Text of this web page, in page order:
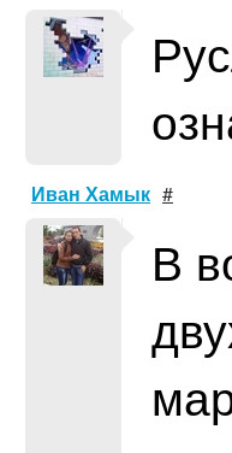
Иван Хамык #
В